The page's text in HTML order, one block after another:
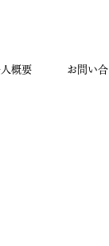
概要 お問い